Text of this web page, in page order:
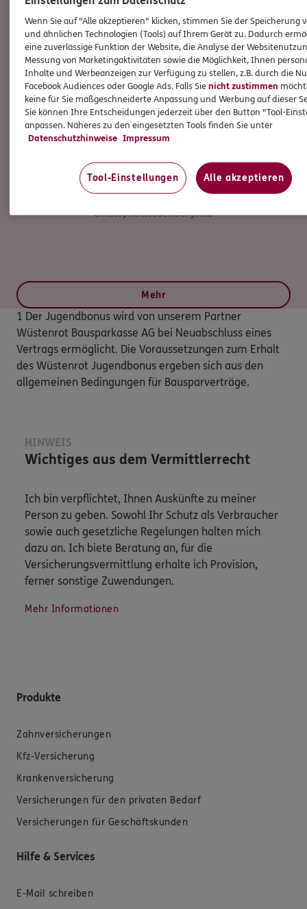
Christopher Stauch
Agenturinhaber
Tel: 0361/ 51883560
christopher.stauch@ergo.de
Mehr
1 Der Jugendbonus wird von unserem Partner
Wüstenrot Bausparkasse AG bei Neuabschluss eines
Vertrags ermöglicht. Die Voraussetzungen zum Erhalt
des Wüstenrot Jugendbonus ergeben sich aus den
allgemeinen Bedingungen für Bausparverträge.
HINWEIS
Wichtiges aus dem Vermittlerrecht
Ich bin verpflichtet, Ihnen Auskünfte zu meiner
Person zu geben. Sowohl Ihr Schutz als Verbraucher
sowie auch gesetzliche Regelungen halten mich
dazu an. Ich biete Beratung an, für die
Versicherungsvermittlung erhalte ich Provision,
ferner sonstige Zuwendungen.
Mehr Informationen
Produkte
Zahnversicherungen
Kfz-Versicherung
Krankenversicherung
Versicherungen für den privaten Bedarf
Versicherungen für Geschäftskunden
Hilfe & Services
E-Mail schreiben
Wenn Sie auf "Alle akzeptieren" klicken, stimmen Sie der Speicherung
und ähnlichen Technologien (Tools) auf Ihrem Gerät zu. Dadurch
eine zuverlässige Funktion der Website, die Analyse der
Messung von Marketingaktivitäten sowie die Möglichkeit, Ihnen
Inhalte und Werbeanzeigen zur Verfügung zu stellen, z.B. durch die
Facebook Audiences oder Google Ads. Falls Sienicht zustimmen
keine für Sie maßgeschneiderte Anpassung und Werbung auf dieser
Sie können Ihre Entscheidungen jederzeit über den Button "Tool-
anpassen. Näheres zu den eingesetzten Tools finden Sie unter
Datenschutzhinweise Impressum
Tool-Einstellungen Alle akzeptieren